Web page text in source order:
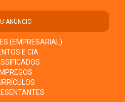
ANÚNCIO
(EMPRESARIAL)
E CIA